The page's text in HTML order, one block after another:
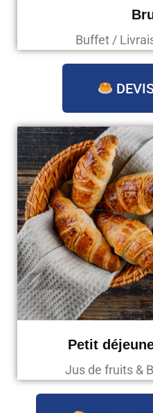
Buffet /
Petit
Jus de fruits &